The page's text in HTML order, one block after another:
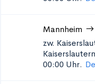
Mannheim
zw.
00:00 Uhr.